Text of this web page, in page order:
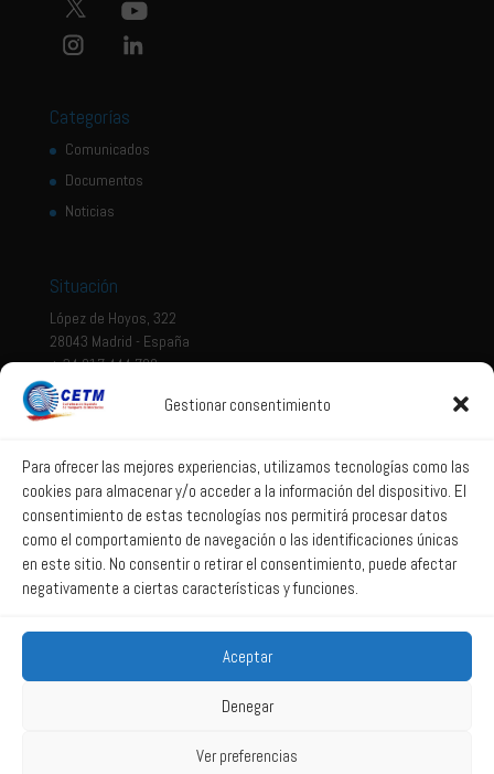
Gestionar consentimiento
Para ofrecer las mejores experiencias, utilizamos tecnologías como las
cookies para almacenar y/o acceder a la información del dispositivo. El
consentimiento de estas tecnologías nos permitirá procesar datos
como el comportamiento de navegación o las identificaciones únicas
en este sitio. No consentir o retirar el consentimiento, puede afectar
negativamente a ciertas características y funciones.
Aceptar
Denegar
Ver preferencias
Categorías
Comunicados
Documentos
Noticias
Situación
López de Hoyos, 322
28043 Madrid - España
+ 34 917 444 700
Aviso legal
Política de privacidad
Política de Sistema Interno de Información
Política de Cookies
Correo web